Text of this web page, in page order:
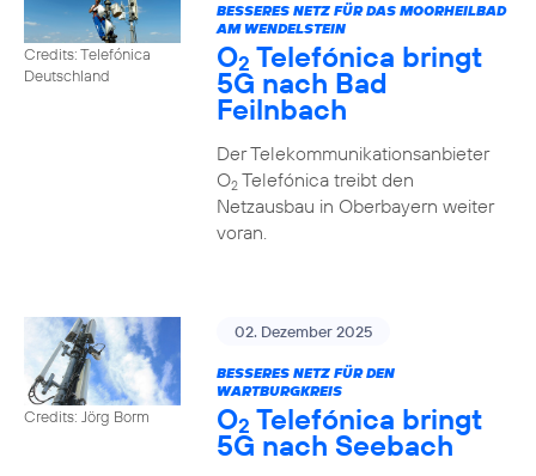
Credits: Telefónica
Deutschland
BESSERES NETZ FÜR DAS MOORHEILBAD
AM WENDELSTEIN
O2 Telefónica bringt
5G nach Bad
Feilnbach
Der Telekommunikationsanbieter
O2Telefónica treibt den
Netzausbau in Oberbayern weiter
voran.
Credits: Jörg Borm
02. Dezember 2025
BESSERES NETZ FÜR DEN
WARTBURGKREIS
O2 Telefónica bringt
5G nach Seebach